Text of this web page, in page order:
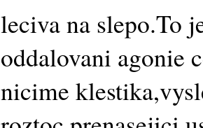
leciva na slepo.To
oddalovani agonie
nicime